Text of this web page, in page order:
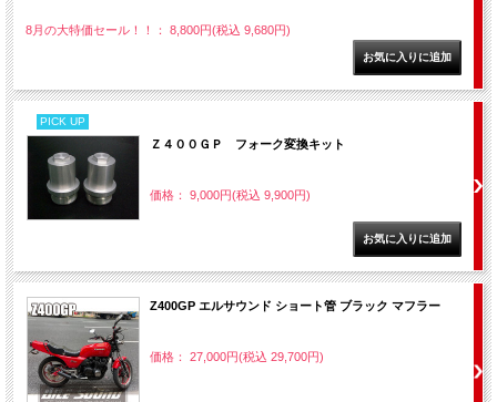
8月の大特価セール！！： 8,800円(税込 9,680円)
PICK UP
Ｚ４００ＧＰ フォーク変換キット
価格： 9,000円(税込 9,900円)
Z400GP エルサウンド ショート管 ブラック マフラー
価格： 27,000円(税込 29,700円)